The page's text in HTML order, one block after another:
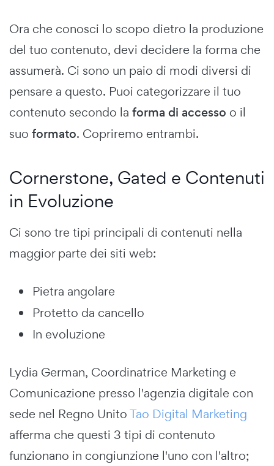
Ora che conosci lo scopo dietro la produzione
del tuo contenuto, devi decidere la forma che
assumerà. Ci sono un paio di modi diversi di
pensare a questo. Puoi categorizzare il tuo
contenuto secondo la forma di accesso o il
suo formato. Copriremo entrambi.
Cornerstone, Gated e Contenuti
in Evoluzione
Ci sono tre tipi principali di contenuti nella
maggior parte dei siti web:
Pietra angolare
Protetto da cancello
In evoluzione
Lydia German, Coordinatrice Marketing e
Comunicazione presso l'agenzia digitale con
sede nel Regno UnitoTao Digital Marketing
afferma che questi 3 tipi di contenuto
funzionano in congiunzione l'uno con l'altro;